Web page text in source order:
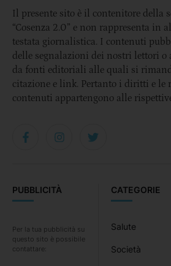
CATEGORIE
Salute
Società
PUBBLICITÀ
Per la tua pubblicità su
questo sito è possibile
contattare:
Il presente sito è il contenitore della
“Cosenza 2.0” e non rappresenta in
testata giornalistica. I contenuti
delle segnalazioni dei nostri lettori
da fonti editoriali alle quali si
citazione e link. Pertanto i diritti e le
contenuti appartengono alle